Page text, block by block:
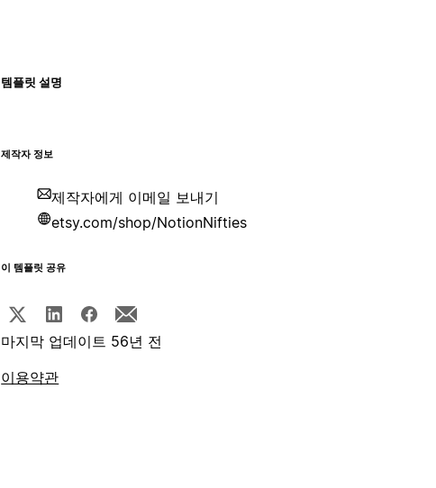
템플릿 설명
제작자 정보
제작자에게 이메일 보내기
etsy.com/shop/NotionNifties
이 템플릿 공유
마지막 업데이트 56년 전
이용약관